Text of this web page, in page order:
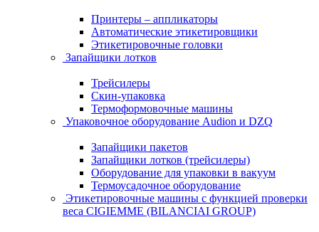
Принтеры – аппликаторы
Автоматические этикетировщики
Этикетировочные головки
Запайщики лотков
Трейсилеры
Скин-упаковка
Термоформовочные машины
Упаковочное оборудование Audion и DZQ
Запайщики пакетов
Запайщики лотков (трейсилеры)
Оборудование для упаковки в вакуум
Термоусадочное оборудование
Этикетировочные машины с функцией проверки
веса CIGIEMME (BILANCIAI GROUP)